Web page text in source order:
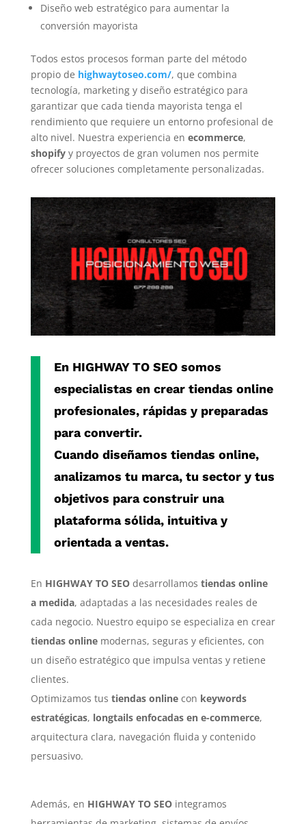
Diseño web estratégico para aumentar la
conversión mayorista
Todos estos procesos forman parte del método
propio de highwaytoseo.com/, que combina
tecnología, marketing y diseño estratégico para
garantizar que cada tienda mayorista tenga el
rendimiento que requiere un entorno profesional de
alto nivel. Nuestra experiencia en ecommerce,
shopifyy proyectos de gran volumen nos permite
ofrecer soluciones completamente personalizadas.
En HIGHWAY TO SEOsomos
especialistas en crear tiendas online
profesionales, rápidas y preparadas
para convertir.
Cuando diseñamos tiendas online,
analizamos tu marca, tu sector y tus
objetivos para construir una
plataforma sólida, intuitiva y
orientada a ventas.
En HIGHWAY TO SEOdesarrollamos tiendas online
a medida, adaptadas a las necesidades reales de
cada negocio. Nuestro equipo se especializa en crear
tiendas onlinemodernas, seguras y eficientes, con
un diseño estratégico que impulsa ventas y retiene
clientes.
Optimizamos tus tiendas onlinecon keywords
estratégicas, longtails enfocadas en e-commerce,
arquitectura clara, navegación fluida y contenido
persuasivo.
Además, en HIGHWAY TO SEOintegramos